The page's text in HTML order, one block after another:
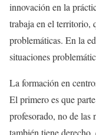
innovación en la
trabaja en el territorio,
problemáticas. En la
situaciones
La formación en
El primero es que
profesorado, no de las
también tiene